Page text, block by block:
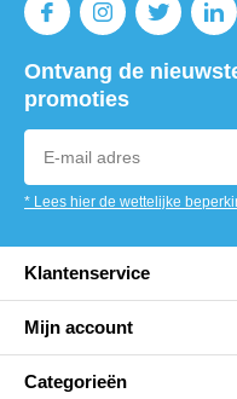
Ontvang de
promoties
* Lees hier de wettelijke
Klantenservice
Mijn account
Categorieën